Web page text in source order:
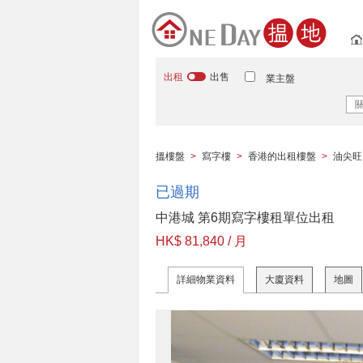
出租 出售 業主盤
搵樓盤 > 寫字樓 > 香港的出租樓盤 > 油尖旺
已過期
中港城 第6期寫字樓租單位出租
HK$ 81,840 / 月
詳細物業資料 大廈資料 地圖